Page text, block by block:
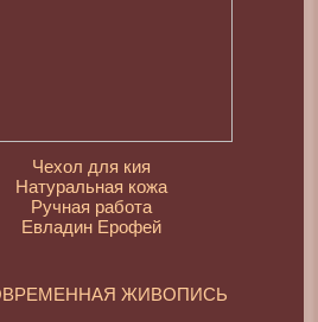
Чехол для кия
Натуральная кожа
Ручная работа
Евладин Ерофей
ЖИВОПИСЬ